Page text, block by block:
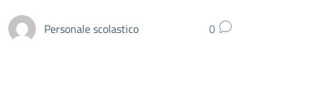
Personale scolastico 0